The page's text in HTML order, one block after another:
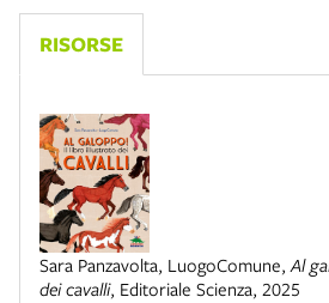
RISORSE
Sara Panzavolta, LuogoComune,Al
dei cavalli, Editoriale Scienza, 2025